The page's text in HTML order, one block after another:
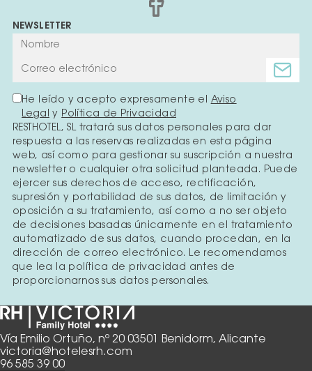
Vía Emilio Ortuño, nº 20 03501 Benidorm, Alicante
victoria@hotelesrh.com
96 585 39 00
NEWSLETTER
He leído y acepto expresamente el Aviso
Legal
y Política de Privacidad
RESTHOTEL, SL tratará sus datos personales para dar
respuesta a las reservas realizadas en esta página
web, así como para gestionar su suscripción a nuestra
newsletter o cualquier otra solicitud planteada. Puede
ejercer sus derechos de acceso, rectificación,
supresión y portabilidad de sus datos, de limitación y
oposición a su tratamiento, así como a no ser objeto
de decisiones basadas únicamente en el tratamiento
automatizado de sus datos, cuando procedan, en la
dirección de correo electrónico. Le recomendamos
que lea la política de privacidad antes de
proporcionarnos sus datos personales.